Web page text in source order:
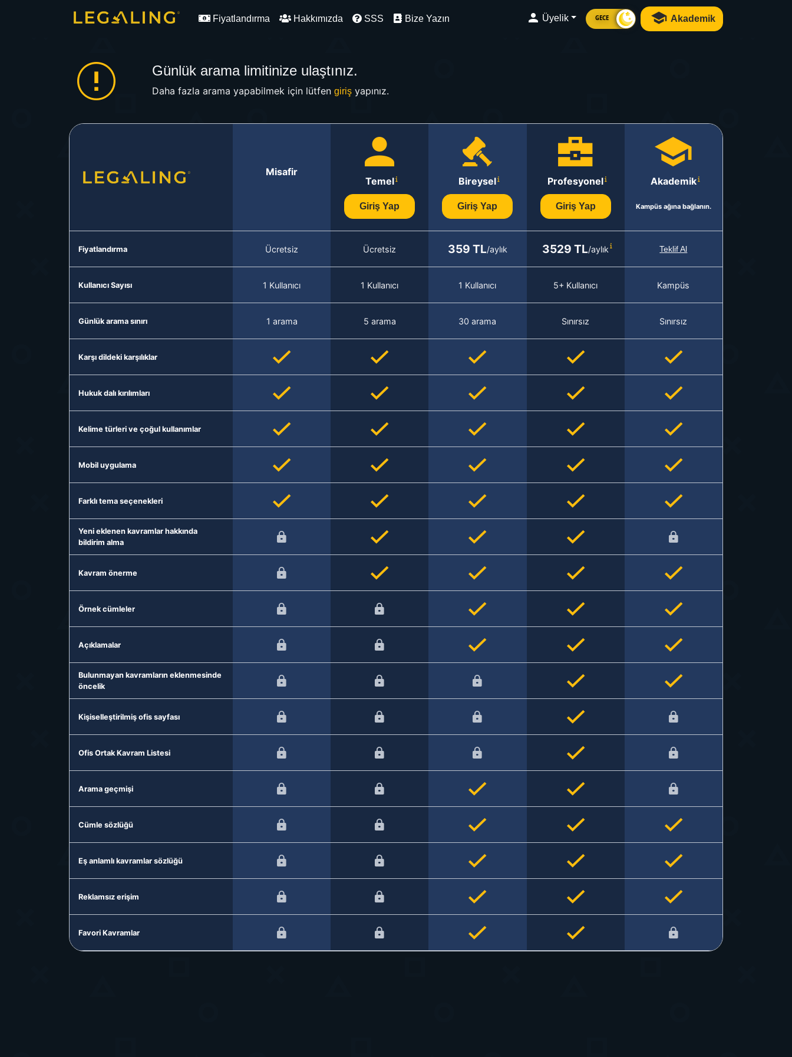
Fiyatlandırma Hakkımızda SSS Bize Yazın Üyelik GECE Akademik
Günlük arama limitinize ulaştınız.
Daha fazla arama yapabilmek için lütfen girişyapınız.
Misafir
Temel
Giriş Yap
Bireysel
Giriş Yap
Profesyonel
Giriş Yap
Akademik
Kampüs ağına bağlanın.
Fiyatlandırma Ücretsiz Ücretsiz 359 TL/aylık 3529 TL/aylık Teklif Al
Kullanıcı Sayısı 1 Kullanıcı 1 Kullanıcı 1 Kullanıcı 5+ Kullanıcı Kampüs
Günlük arama sınırı 1 arama 5 arama 30 arama Sınırsız Sınırsız
Karşı dildeki karşılıklar
Hukuk dalı kırılımları
Kelime türleri ve çoğul kullanımlar
Mobil uygulama
Farklı tema seçenekleri
Yeni eklenen kavramlar hakkında
bildirim alma
Kavram önerme
Örnek cümleler
Açıklamalar
Bulunmayan kavramların eklenmesinde
öncelik
Kişiselleştirilmiş ofis sayfası
Ofis Ortak Kavram Listesi
Arama geçmişi
Cümle sözlüğü
Eş anlamlı kavramlar sözlüğü
Reklamsız erişim
Favori Kavramlar